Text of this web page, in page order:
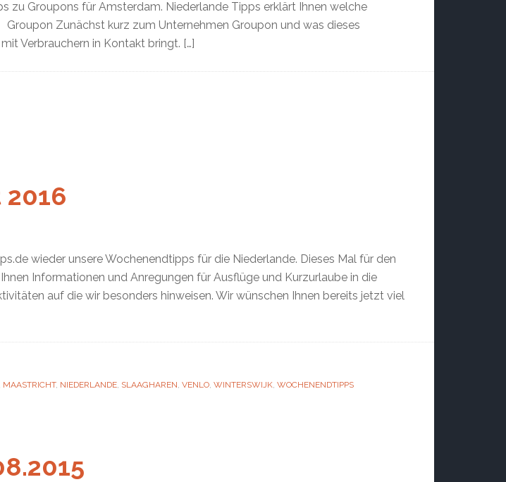
Groupons für Amsterdam. Niederlande Tipps erklärt Ihnen welche
Zunächst kurz zum Unternehmen Groupon und was dieses
Verbrauchern in Kontakt bringt. […]
wieder unsere Wochenendtipps für die Niederlande. Dieses Mal für den
Informationen und Anregungen für Ausflüge und Kurzurlaube in die
auf die wir besonders hinweisen. Wir wünschen Ihnen bereits jetzt viel
MAASTRICHT, NIEDERLANDE, SLAAGHAREN, VENLO, WINTERSWIJK, WOCHENENDTIPPS